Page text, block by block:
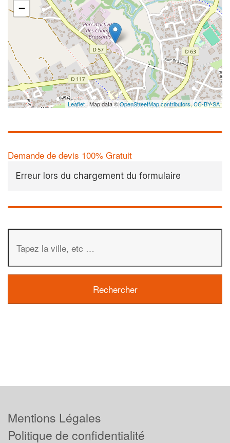
−
Leaflet | Map data ©OpenStreetMap contributors,CC-BY-SA
Demande de devis 100% Gratuit
Erreur lors du chargement du formulaire
Mentions Légales
Politique de confidentialité